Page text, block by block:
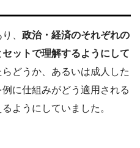
、 政治・経済のそれぞれの
ットで理解するようにして
どうか、あるいは成人した
に仕組みがどう適用される
ようにしていました。